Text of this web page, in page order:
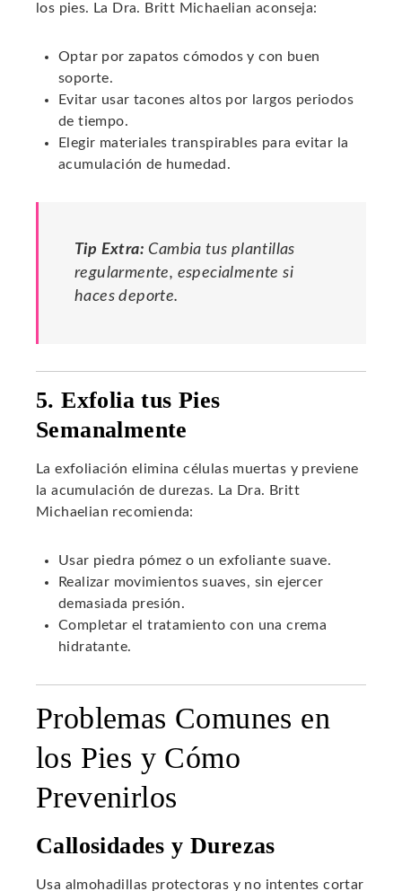
los pies. La Dra. Britt Michaelian aconseja:
Optar por zapatos cómodos y con buen
soporte.
Evitar usar tacones altos por largos periodos
de tiempo.
Elegir materiales transpirables para evitar la
acumulación de humedad.
Tip Extra: Cambia tus plantillas
regularmente, especialmente si
haces deporte.
5. Exfolia tus Pies
Semanalmente
La exfoliación elimina células muertas y previene
la acumulación de durezas. La Dra. Britt
Michaelian recomienda:
Usar piedra pómez o un exfoliante suave.
Realizar movimientos suaves, sin ejercer
demasiada presión.
Completar el tratamiento con una crema
hidratante.
Problemas Comunes en
los Pies y Cómo
Prevenirlos
Callosidades y Durezas
Usa almohadillas protectoras y no intentes cortar